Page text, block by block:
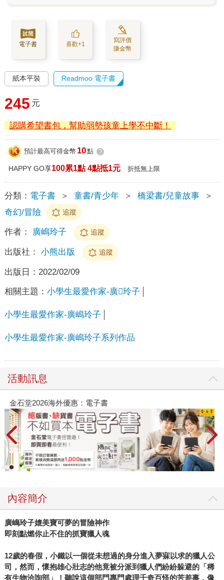
電子書 喜歡+1
寫評價
賺金幣
紙本平裝 Readmoo 電子書
245 元
認購希望書包，幫助弱勢孩童上學不中斷！
預計最高可得金幣 10點 ?
HAPPY GO享100累1點 4點抵1元 折抵無上限
分類： 電子書 ＞ 童書/青少年 ＞ 橋梁書/兒童故事
＞
奇幻/冒險
追蹤
作者： 廣嶋玲子 追蹤
出版社： 小熊出版 追蹤
出版日： 2022/02/09
相關主題： 小學生最愛作家-廣玲子
小學生最愛作家-廣嶋玲子
小學生最愛作家-廣嶋玲子系列作品
活動訊息
金石堂2026海外優惠：電子書
內容簡介
廣嶋玲子媲美寶可夢的冒險神作
即刻點燃你止不住的抓寶獵人魂
12歲的春假，小鐵以一個從未想過的身分進入夢寐以求的獵人公
司，然而，懷抱雄心壯志的他竟被分派到獵人們紛紛躲避的「稀
有生物洽詢部」！聽說這個部門專門處理千奇百怪的苦差事，像